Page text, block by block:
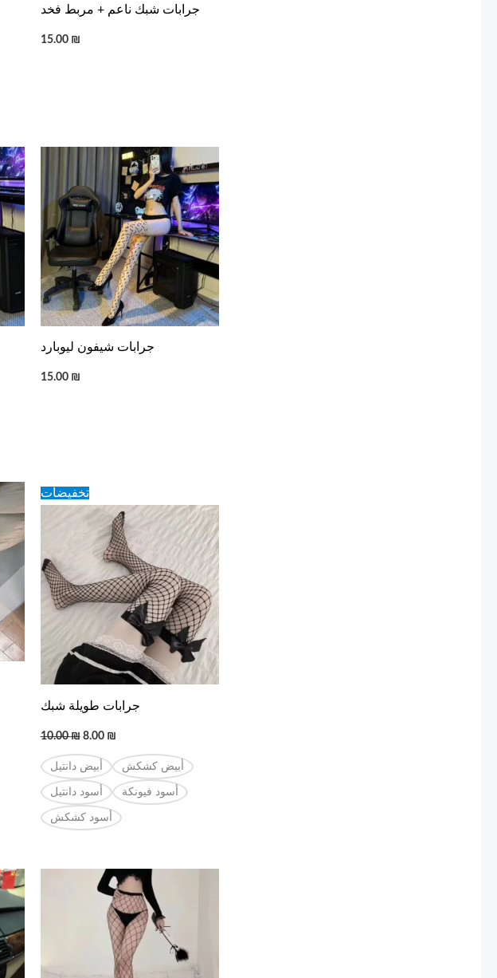
جرابات شبك ناعم + مربط فخد
15.00 ₪
جرابات شيفون ليوبارد
15.00 ₪
تخفيضات
جرابات طويلة شبك
10.00₪
Original
price
was:
10.00 ₪.
8.00 ₪
price
is:
8.00 ₪.
أبيض دانتيل أبيض كشكش
أسود دانتيل أسود فيونكة
أسود كشكش